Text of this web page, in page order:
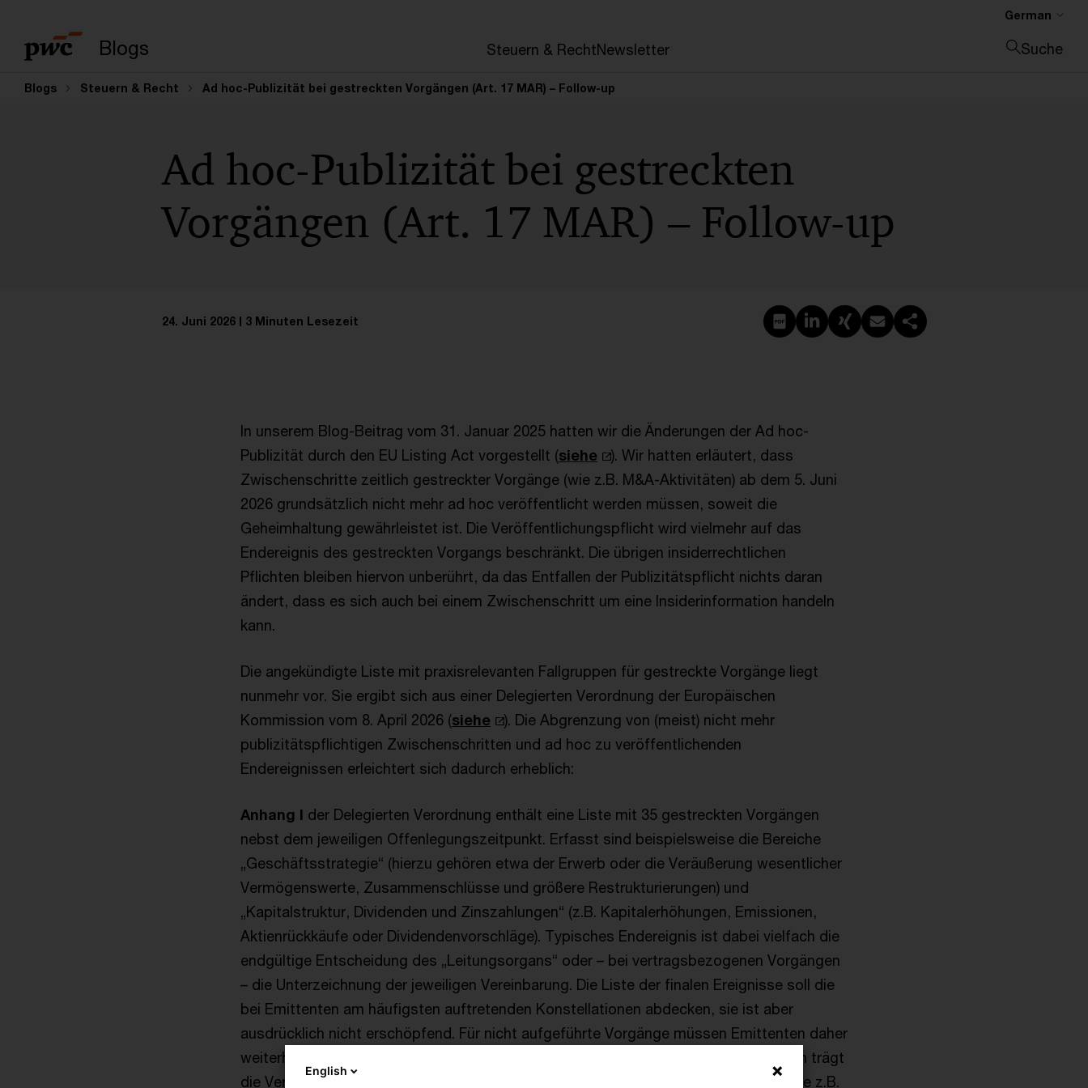
Blogs Steuern & RechtNewsletter
German
Suche
Blogs Steuern & Recht Ad hoc-Publizität bei gestreckten Vorgängen (Art. 17 MAR) – Follow-up
Ad hoc-Publizität bei gestreckten
Vorgängen (Art. 17 MAR) – Follow-up
24. Juni 2026 3 Minuten Lesezeit PDF erstellen
Auf LinkedIn teilen
Auf Xing teilen
Per E-Mail teilen
Link kopieren
In unserem Blog-Beitrag vom 31. Januar 2025 hatten wir die Änderungen der Ad hoc-
Publizität durch den EU Listing Act vorgestellt (siehe
). Wir hatten erläutert, dass
Zwischenschritte zeitlich gestreckter Vorgänge (wie z.B. M&A-Aktivitäten) ab dem 5. Juni
2026 grundsätzlich nicht mehr ad hoc veröffentlicht werden müssen, soweit die
Geheimhaltung gewährleistet ist. Die Veröffentlichungspflicht wird vielmehr auf das
Endereignis des gestreckten Vorgangs beschränkt. Die übrigen insiderrechtlichen
Pflichten bleiben hiervon unberührt, da das Entfallen der Publizitätspflicht nichts daran
ändert, dass es sich auch bei einem Zwischenschritt um eine Insiderinformation handeln
kann.
Die angekündigte Liste mit praxisrelevanten Fallgruppen für gestreckte Vorgänge liegt
nunmehr vor. Sie ergibt sich aus einer Delegierten Verordnung der Europäischen
Kommission vom 8. April 2026 (siehe
). Die Abgrenzung von (meist) nicht mehr
publizitätspflichtigen Zwischenschritten und ad hoc zu veröffentlichenden
Endereignissen erleichtert sich dadurch erheblich:
Anhang I der Delegierten Verordnung enthält eine Liste mit 35 gestreckten Vorgängen
nebst dem jeweiligen Offenlegungszeitpunkt. Erfasst sind beispielsweise die Bereiche
„Geschäftsstrategie“ (hierzu gehören etwa der Erwerb oder die Veräußerung wesentlicher
Vermögenswerte, Zusammenschlüsse und größere Restrukturierungen) und
„Kapitalstruktur, Dividenden und Zinszahlungen“ (z.B. Kapitalerhöhungen, Emissionen,
Aktienrückkäufe oder Dividendenvorschläge). Typisches Endereignis ist dabei vielfach die
endgültige Entscheidung des „Leitungsorgans“ oder – bei vertragsbezogenen Vorgängen
– die Unterzeichnung der jeweiligen Vereinbarung. Die Liste der finalen Ereignisse soll die
bei Emittenten am häufigsten auftretenden Konstellationen abdecken, sie ist aber
ausdrücklich nicht erschöpfend. Für nicht aufgeführte Vorgänge müssen Emittenten daher
weiterhin eine einzelfallbezogene Bewertung vornehmen. Nationalen Besonderheiten trägt
die Verordnung etwa dadurch Rechnung, dass bei dualistischer Leitungsstruktur, wie z.B.
English